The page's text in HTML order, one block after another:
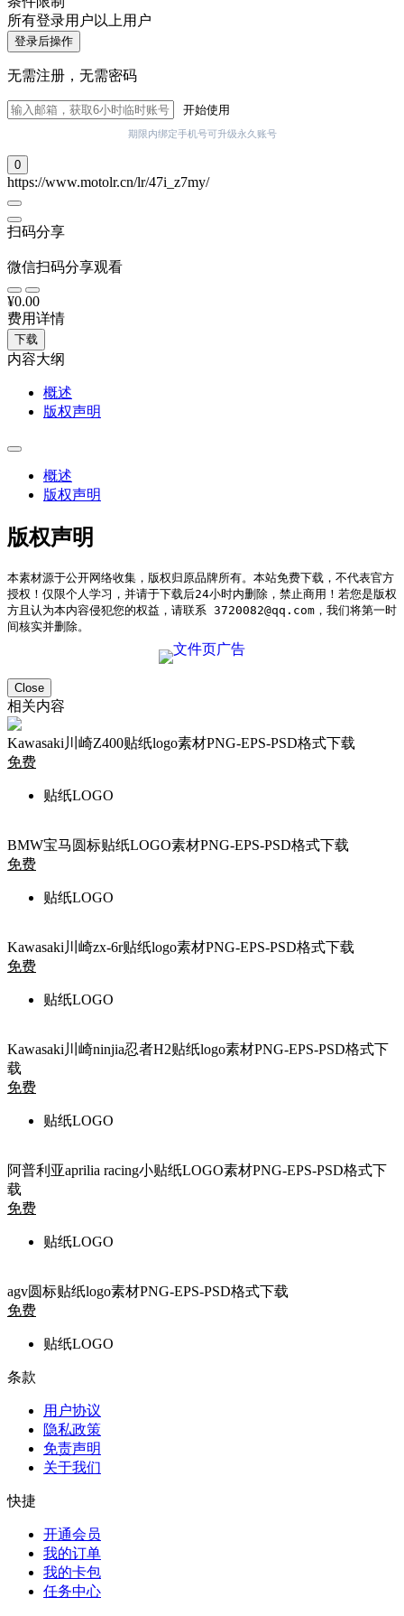
所有登录用户以上用户
登录后操作
无需注册，无需密码
开始使用
期限内绑定手机号可升级永久账号
0
https://www.motolr.cn/lr/47i_z7my/
扫码分享
微信扫码分享观看
¥0.00
费用详情
下载
内容大纲
概述
版权声明
概述
版权声明
版权声明
本素材源于公开网络收集，版权归原品牌所有。本站免费下载，不代表官方
授权！仅限个人学习，并请于下载后24小时内删除，禁止商用！若您是版权
方且认为本内容侵犯您的权益，请联系 3720082@qq.com，我们将第一时
间核实并删除。
Close
相关内容
Kawasaki川崎Z400贴纸logo素材PNG-EPS-PSD格式下载
免费
贴纸LOGO
BMW宝马圆标贴纸LOGO素材PNG-EPS-PSD格式下载
免费
贴纸LOGO
Kawasaki川崎zx-6r贴纸logo素材PNG-EPS-PSD格式下载
免费
贴纸LOGO
Kawasaki川崎ninjia忍者H2贴纸logo素材PNG-EPS-PSD格式下
载
免费
贴纸LOGO
阿普利亚aprilia racing小贴纸LOGO素材PNG-EPS-PSD格式下
载
免费
贴纸LOGO
agv圆标贴纸logo素材PNG-EPS-PSD格式下载
免费
贴纸LOGO
条款
用户协议
隐私政策
免责声明
关于我们
快捷
开通会员
我的订单
我的卡包
任务中心